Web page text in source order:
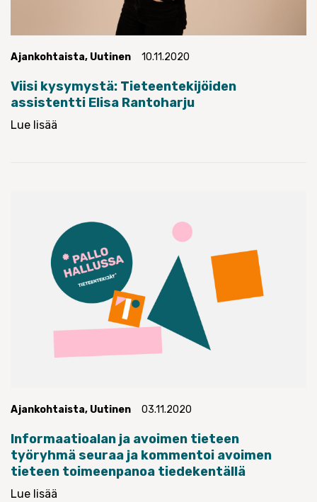
Ajankohtaista, Uutinen 10.11.2020
Viisi kysymystä: Tieteentekijöiden
assistentti Elisa Rantoharju
Lue lisää
Ajankohtaista, Uutinen 03.11.2020
Informaatioalan ja avoimen tieteen
työryhmä seuraa ja kommentoi avoimen
tieteen toimeenpanoa tiedekentällä
Lue lisää